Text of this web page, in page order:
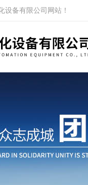
设备有限公司网站！